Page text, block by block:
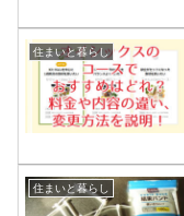
住まいと暮らし
住まいと暮らし